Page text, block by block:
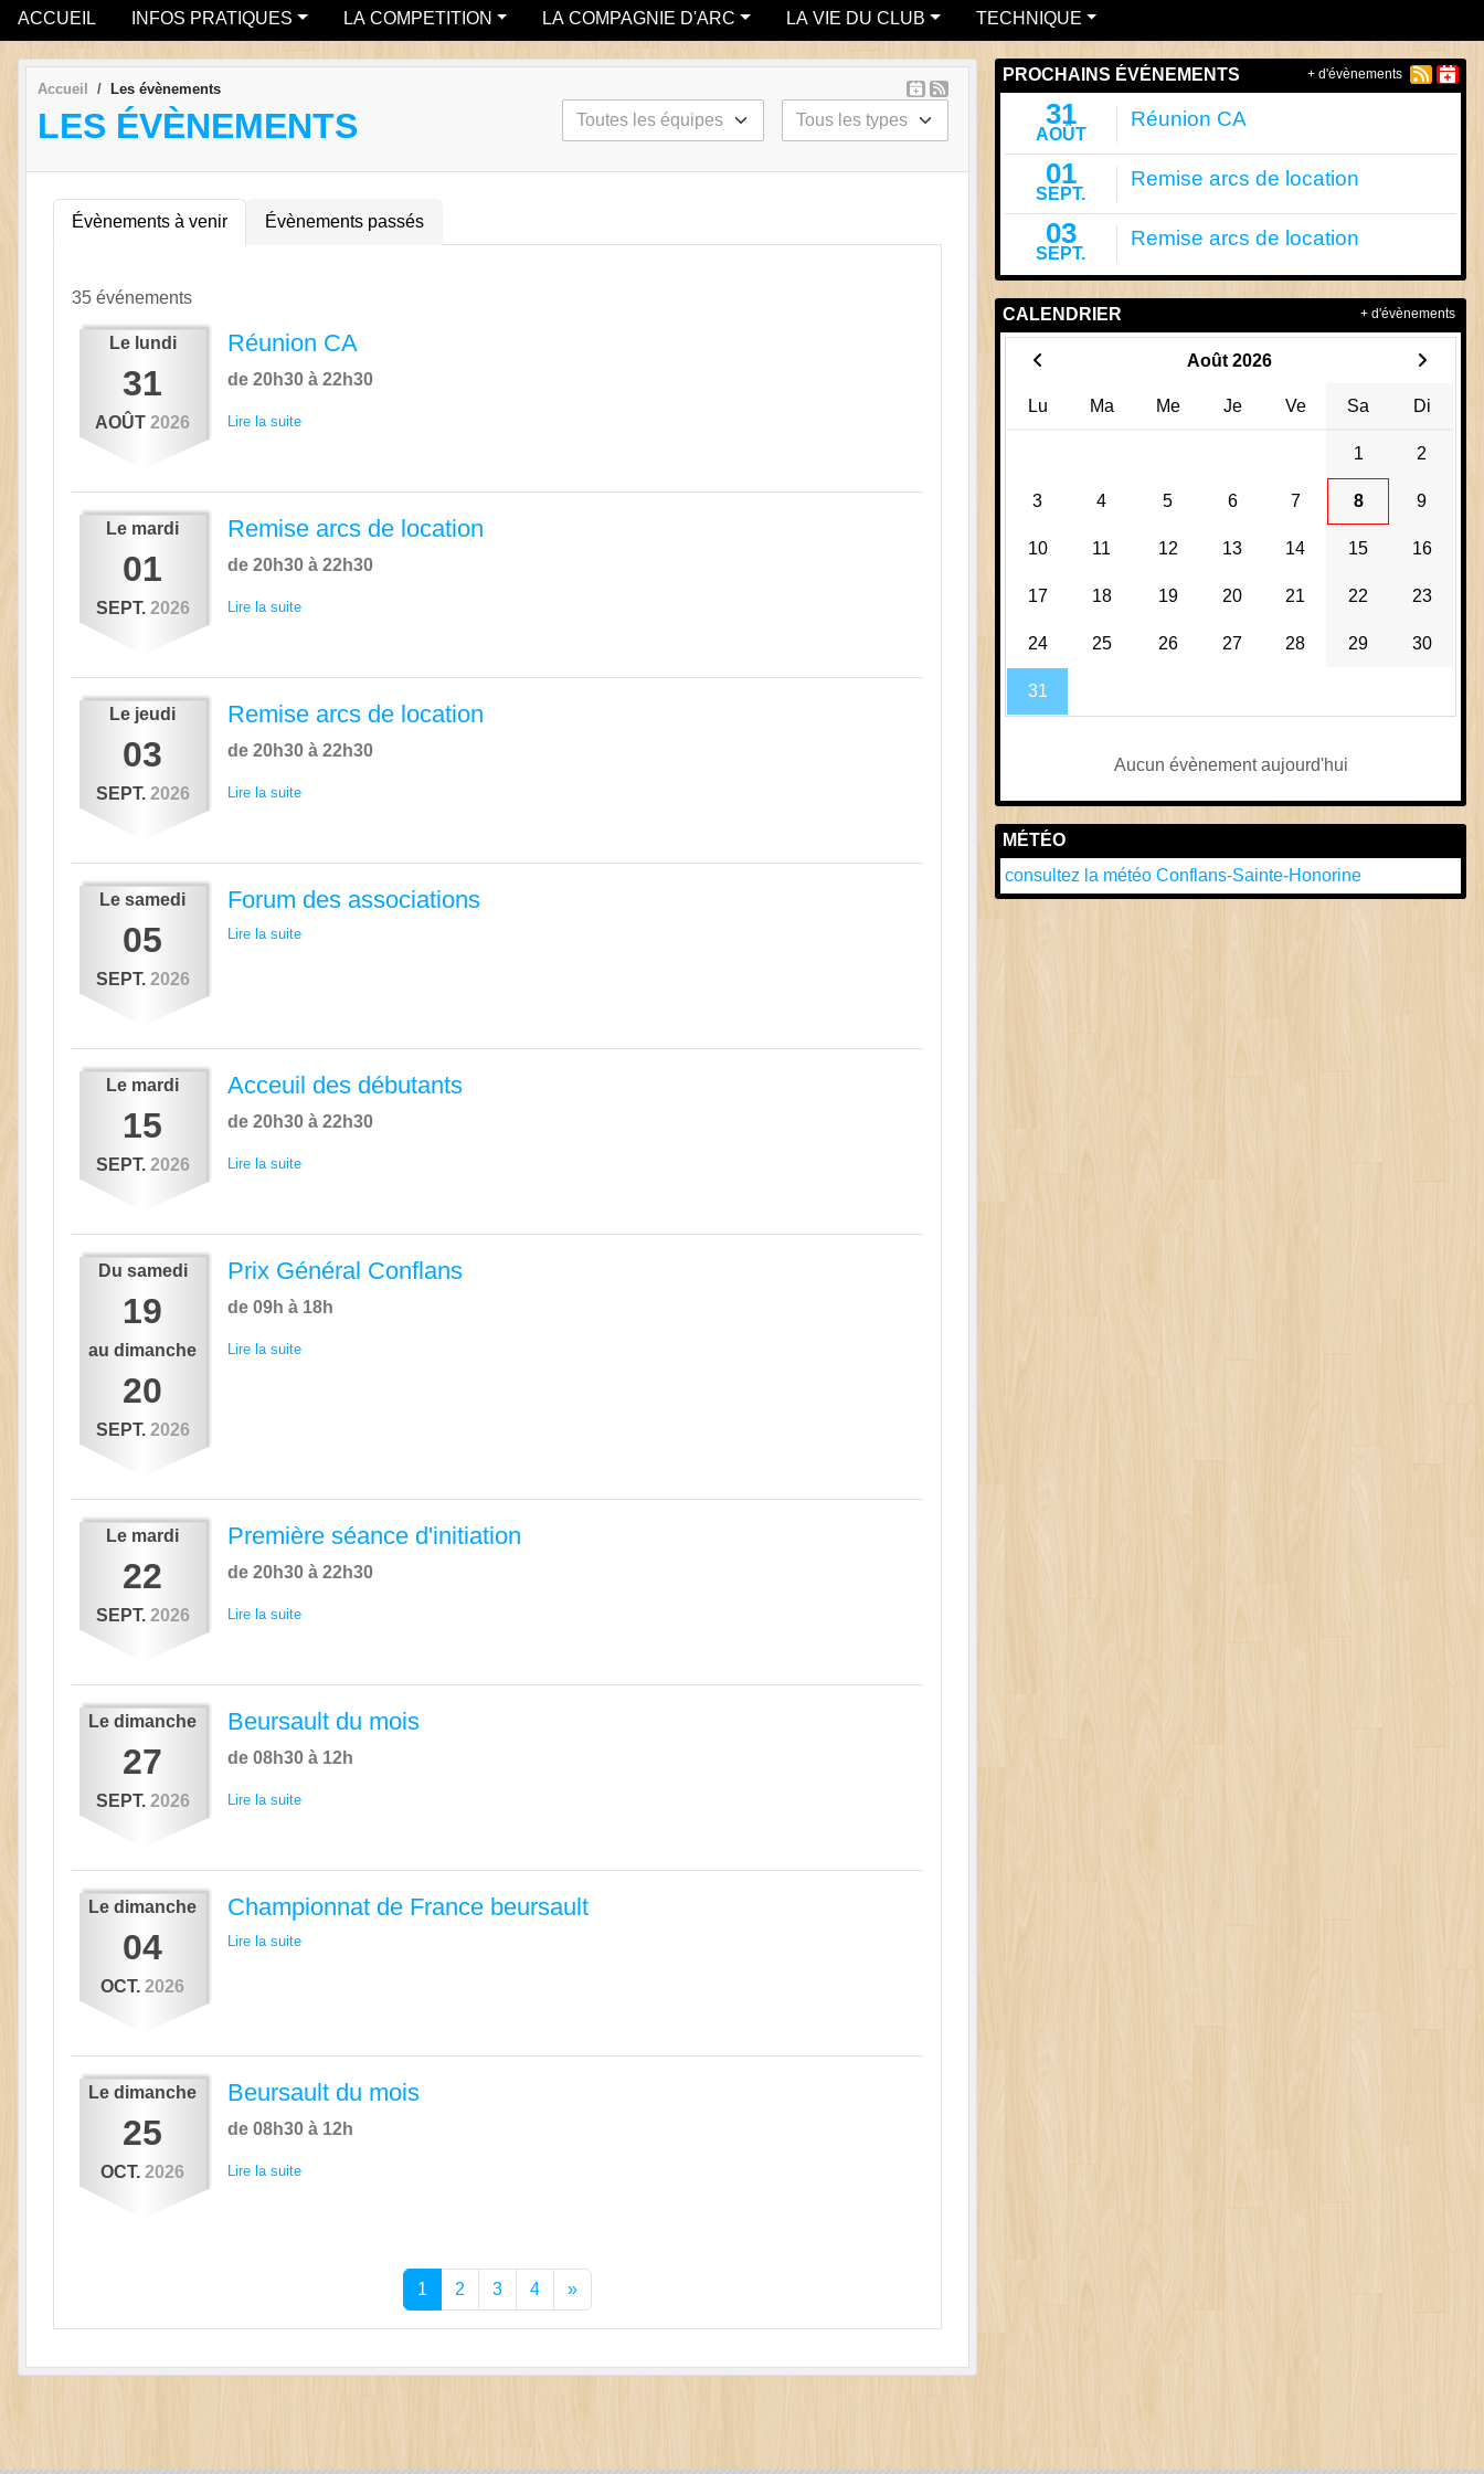
ACCUEIL INFOS PRATIQUES LA COMPETITION LA COMPAGNIE D'ARC LA VIE DU CLUB TECHNIQUE
Accueil Les évènements
LES ÉVÈNEMENTS
Évènements à venir Évènements passés
35 événements
Le lundi
31
AOÛT 2026
Réunion CA
de 20h30 à 22h30
Lire la suite
Le mardi
01
SEPT. 2026
Remise arcs de location
de 20h30 à 22h30
Lire la suite
Le jeudi
03
SEPT. 2026
Remise arcs de location
de 20h30 à 22h30
Lire la suite
Lesamedi
05
SEPT. 2026
Forum des associations
Lire la suite
Le mardi
15
SEPT. 2026
Acceuil des débutants
de 20h30 à 22h30
Lire la suite
Du samedi
19
audimanche
20
SEPT. 2026
Prix Général Conflans
de 09h à 18h
Lire la suite
Le mardi
22
SEPT. 2026
Première séance d'initiation
de 20h30 à 22h30
Lire la suite
Ledimanche
27
SEPT. 2026
Beursault du mois
de 08h30 à 12h
Lire la suite
Ledimanche
04
OCT. 2026
Championnat de France beursault
Lire la suite
Ledimanche
25
OCT. 2026
Beursault du mois
de 08h30 à 12h
Lire la suite
1 2 3 4 »
PROCHAINS ÉVÉNEMENTS
31
AOÛT
Réunion CA
01
SEPT.
Remise arcs de location
03
SEPT.
Remise arcs de location
+ d'évènements
CALENDRIER
Août 2026
Lu Ma Me Je Ve Sa Di
1 2
3 4 5 6 7 8 9
10 11 12 13 14 15 16
17 18 19 20 21 22 23
24 25 26 27 28 29 30
31
Aucun évènement aujourd'hui
+ d'évènements
MÉTÉO
consultez la météo Conflans-Sainte-Honorine